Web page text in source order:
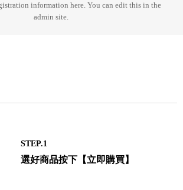
information here. You can edit this in the
admin site.
STEP.1
選好商品按下【立即購買】